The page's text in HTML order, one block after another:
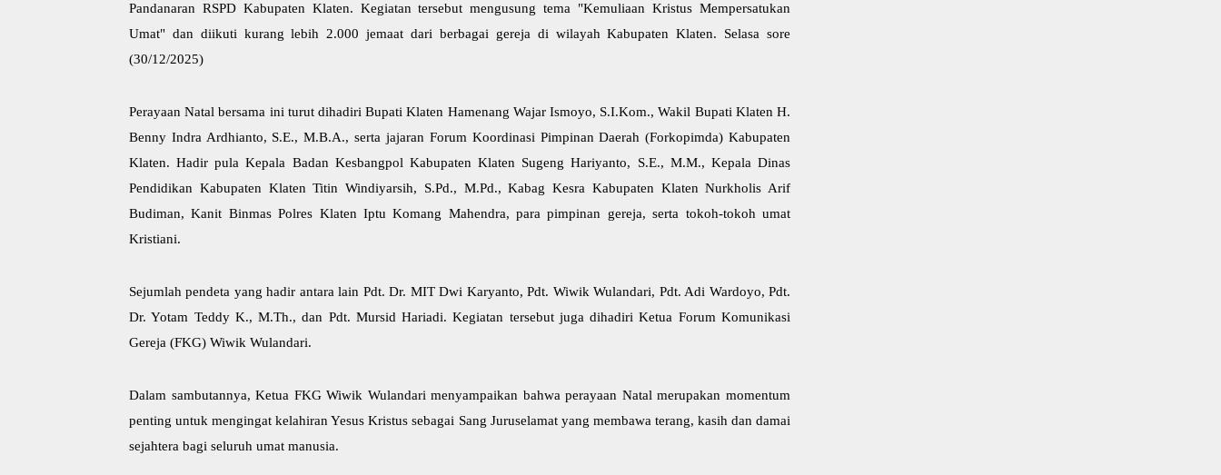
Pandanaran RSPD Kabupaten Klaten. Kegiatan tersebut mengusung tema "Kemuliaan Kristus Mempersatukan
Umat" dan diikuti kurang lebih 2.000 jemaat dari berbagai gereja di wilayah Kabupaten Klaten. Selasa sore
(30/12/2025)
Perayaan Natal bersama ini turut dihadiri Bupati Klaten Hamenang Wajar Ismoyo, S.I.Kom., Wakil Bupati Klaten H.
Benny Indra Ardhianto, S.E., M.B.A., serta jajaran Forum Koordinasi Pimpinan Daerah (Forkopimda) Kabupaten
Klaten. Hadir pula Kepala Badan Kesbangpol Kabupaten Klaten Sugeng Hariyanto, S.E., M.M., Kepala Dinas
Pendidikan Kabupaten Klaten Titin Windiyarsih, S.Pd., M.Pd., Kabag Kesra Kabupaten Klaten Nurkholis Arif
Budiman, Kanit Binmas Polres Klaten Iptu Komang Mahendra, para pimpinan gereja, serta tokoh-tokoh umat
Kristiani.
Sejumlah pendeta yang hadir antara lain Pdt. Dr. MIT Dwi Karyanto, Pdt. Wiwik Wulandari, Pdt. Adi Wardoyo, Pdt.
Dr. Yotam Teddy K., M.Th., dan Pdt. Mursid Hariadi. Kegiatan tersebut juga dihadiri Ketua Forum Komunikasi
Gereja (FKG) Wiwik Wulandari.
Dalam sambutannya, Ketua FKG Wiwik Wulandari menyampaikan bahwa perayaan Natal merupakan momentum
penting untuk mengingat kelahiran Yesus Kristus sebagai Sang Juruselamat yang membawa terang, kasih dan damai
sejahtera bagi seluruh umat manusia.